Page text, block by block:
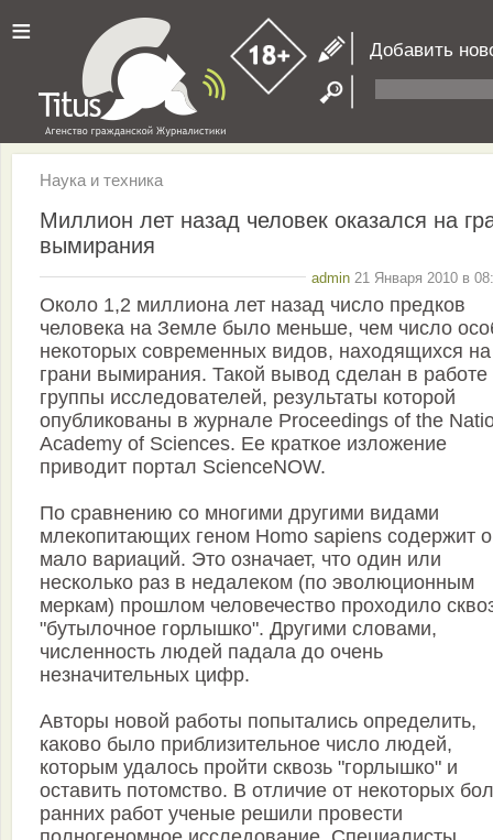
≡ Добавить
Наука и техника
Миллион лет назад человек оказался на
вымирания
admin 21 Января 2010 в
Около 1,2 миллиона лет назад число предков
человека на Земле было меньше, чем число
некоторых современных видов, находящихся на
грани вымирания. Такой вывод сделан в работе
группы исследователей, результаты которой
опубликованы в журнале Proceedings of the
Academy of Sciences. Ее краткое изложение
приводит портал ScienceNOW.
По сравнению со многими другими видами
млекопитающих геном Homo sapiens содержит
мало вариаций. Это означает, что один или
несколько раз в недалеком (по эволюционным
меркам) прошлом человечество проходило
"бутылочное горлышко". Другими словами,
численность людей падала до очень
незначительных цифр.
Авторы новой работы попытались определить,
каково было приблизительное число людей,
которым удалось пройти сквозь "горлышко" и
оставить потомство. В отличие от некоторых
ранних работ ученые решили провести